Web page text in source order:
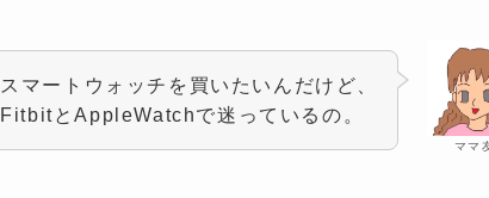
ママ
スマートウォッチを買いたいんだけど、
FitbitとAppleWatchで迷っているの。